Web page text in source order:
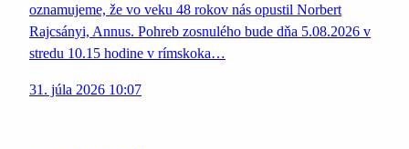
oznamujeme, že vo veku 48 rokov nás opustil Norbert
Rajcsányi, Annus. Pohreb zosnulého bude dňa 5.08.2026 v
stredu 10.15 hodine v rímskoka…
31. júla 2026 10:07